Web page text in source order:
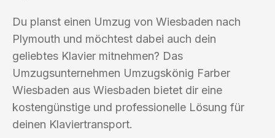
Du planst einen Umzug von Wiesbaden nach
Plymouth und möchtest dabei auch dein
geliebtes Klavier mitnehmen? Das
Umzugsunternehmen Umzugskönig Farber
Wiesbaden aus Wiesbaden bietet dir eine
kostengünstige und professionelle Lösung für
deinen Klaviertransport.